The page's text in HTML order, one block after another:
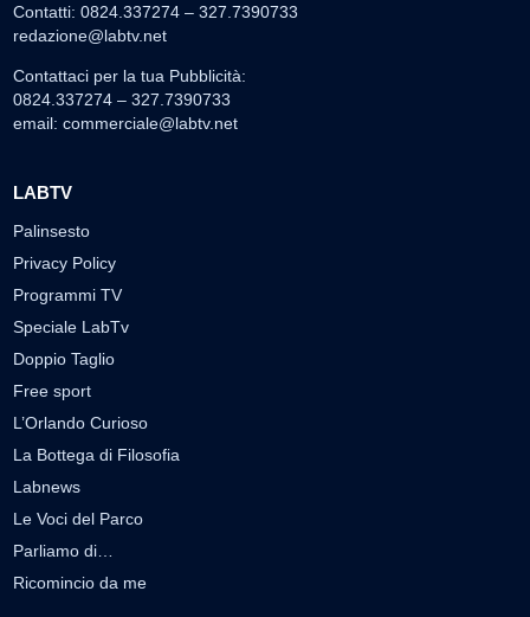
Contatti: 0824.337274 – 327.7390733
redazione@labtv.net
Contattaci per la tua Pubblicità:
0824.337274 – 327.7390733
email: commerciale@labtv.net
LABTV
Palinsesto
Privacy Policy
Programmi TV
Speciale LabTv
Doppio Taglio
Free sport
L’Orlando Curioso
La Bottega di Filosofia
Labnews
Le Voci del Parco
Parliamo di…
Ricomincio da me